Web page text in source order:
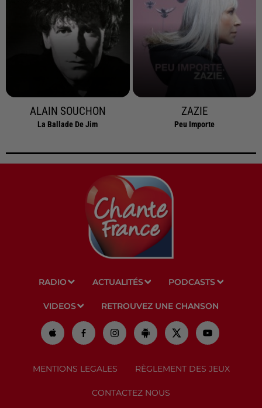
ALAIN SOUCHON
La Ballade De Jim
ZAZIE
Peu Importe
RADIO ACTUALITÉS PODCASTS
VIDEOS RETROUVEZ UNE CHANSON
MENTIONS LEGALES RÈGLEMENT DES JEUX
CONTACTEZ NOUS